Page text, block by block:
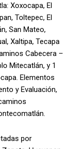
Xoxocapa, El
Toltepec, El
San Mateo,
Xaltipa, Tecapa
Cabecera –
Mitecatlán, y 1
Elementos
y Evaluación,
por